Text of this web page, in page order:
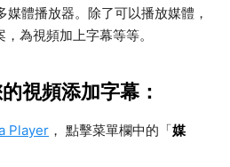
媒體播放器。除了可以播放媒體，
為視頻加上字幕等等。
視頻添加字幕：
Player ， 點擊菜單欄中的「媒